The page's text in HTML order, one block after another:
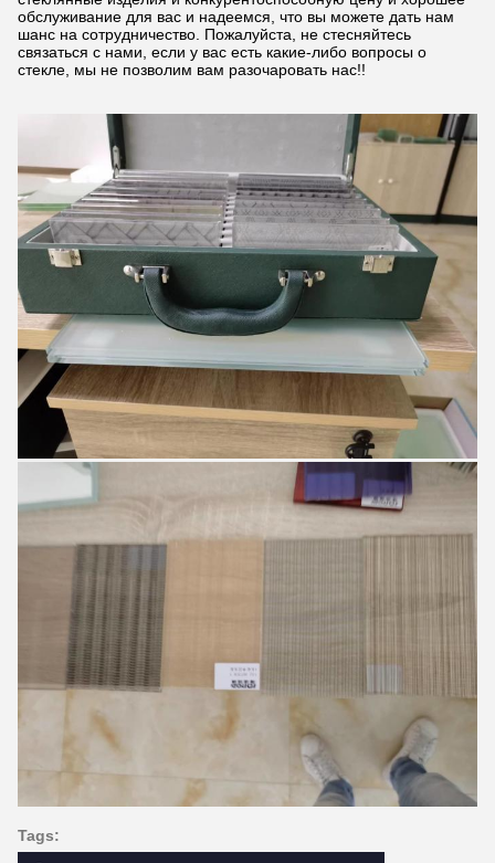
обслуживание для вас и надеемся, что вы можете дать нам
шанс на сотрудничество. Пожалуйста, не стесняйтесь
связаться с нами, если у вас есть какие-либо вопросы о
стекле, мы не позволим вам разочаровать нас!!
Tags: